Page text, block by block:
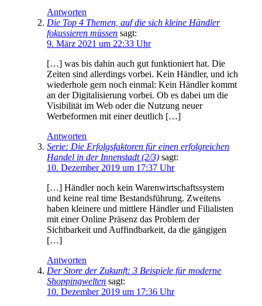
Antworten
Die Top 4 Themen, auf die sich kleine Händler
fokussieren müssen sagt:
9. März 2021 um 22:33 Uhr
[…] was bis dahin auch gut funktioniert hat. Die
Zeiten sind allerdings vorbei. Kein Händler, und ich
wiederhole gern noch einmal: Kein Händler kommt
an der Digitalisierung vorbei. Ob es dabei um die
Visibilität im Web oder die Nutzung neuer
Werbeformen mit einer deutlich […]
Antworten
Serie: Die Erfolgsfaktoren für einen erfolgreichen
Handel in der Innenstadt (2/3) sagt:
10. Dezember 2019 um 17:37 Uhr
[…] Händler noch kein Warenwirtschaftssystem
und keine real time Bestandsführung. Zweitens
haben kleinere und mittlere Händler und Filialisten
mit einer Online Präsenz das Problem der
Sichtbarkeit und Auffindbarkeit, da die gängigen
[…]
Antworten
Der Store der Zukunft: 3 Beispiele für moderne
Shoppingwelten sagt:
10. Dezember 2019 um 17:36 Uhr